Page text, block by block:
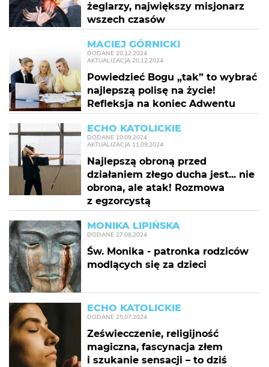
żeglarzy, największy misjonarz
wszech czasów
MACIEJ GÓRNICKI
DODANE 20.12.2024
AKTUALIZACJA 20.12.2024
Powiedzieć Bogu „tak” to wybrać
najlepszą polisę na życie!
Refleksja na koniec Adwentu
ECHO KATOLICKIE
DODANE 10.09.2024
AKTUALIZACJA 11.09.2024
Najlepszą obroną przed
działaniem złego ducha jest... nie
obrona, ale atak! Rozmowa
z egzorcystą
MONIKA LIPIŃSKA
DODANE 27.08.2024
Św. Monika - patronka rodziców
modlących się za dzieci
ECHO KATOLICKIE
DODANE 25.07.2024
Zeświecczenie, religijność
magiczna, fascynacja złem
i szukanie sensacji – to dziś